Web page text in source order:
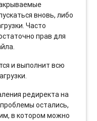
вновь, либо
Часто
прав для
и выполнит всю
редиректа на
проблемы остались,
в котором можно